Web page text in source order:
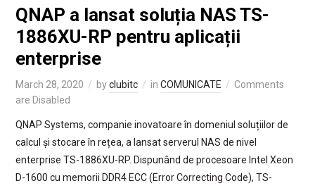
QNAP a lansat soluția NAS TS-
1886XU-RP pentru aplicații
enterprise
March 28, 2020 byclubitc in COMUNICATE
Comments
are Disabled
QNAP Systems, companie inovatoare în domeniul soluțiilor de
calcul și stocare în rețea, a lansat serverul NAS de nivel
enterprise TS-1886XU-RP. Dispunând de procesoare Intel Xeon
D-1600 cu memorii DDR4 ECC (Error Correcting Code), TS-